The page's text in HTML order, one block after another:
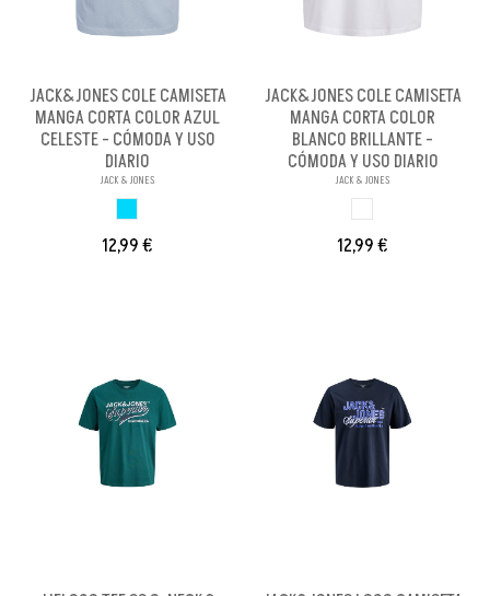
JACK&JONES COLE CAMISETA
MANGA CORTA COLOR AZUL
CELESTE - CÓMODA Y USO
DIARIO
JACK & JONES
12,99 €
JACK&JONES COLE CAMISETA
MANGA CORTA COLOR
BLANCO BRILLANTE -
CÓMODA Y USO DIARIO
JACK & JONES
12,99 €